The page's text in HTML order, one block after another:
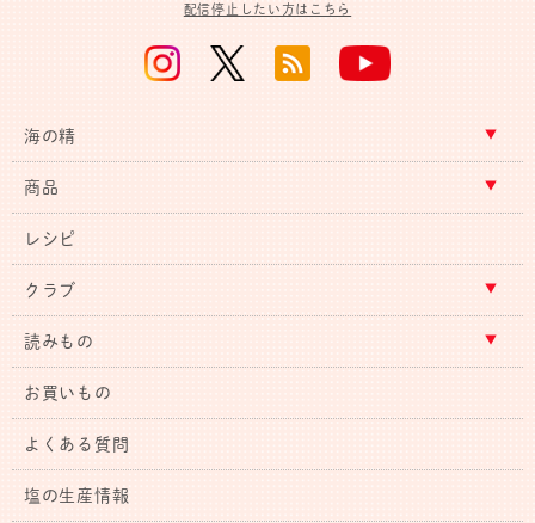
配信停止したい方はこちら
海の精
商品
レシピ
クラブ
読みもの
お買いもの
よくある質問
塩の生産情報